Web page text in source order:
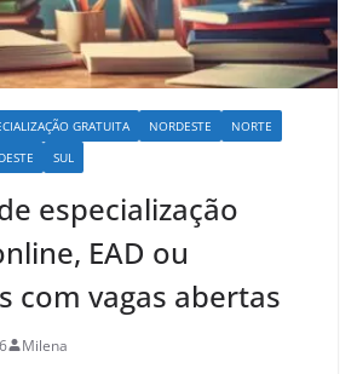
GRATUITA NORDESTE
NORTE
SUL
especialização
EAD ou
com vagas abertas
Milena